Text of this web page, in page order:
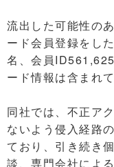
流出した可能性の
ード会員登録をし
名、会員
ード情報は含まれ
同社では、不正ア
ないよう侵入経路
ており、引き続き
談、専門会社によ